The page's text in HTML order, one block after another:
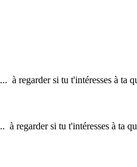
regarder si tu t'intéresses à ta
regarder si tu t'intéresses à ta